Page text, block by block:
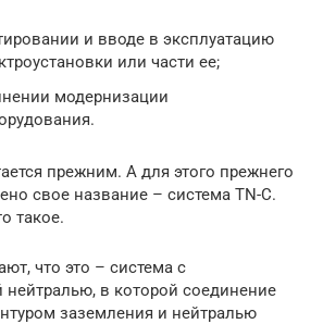
и вводе в эксплуатацию
или части ее;
модернизации
прежним. А для этого прежнего
свое название – система TN-С.
такое.
что это – система с
нейтралью, в которой соединение
заземления и нейтралью